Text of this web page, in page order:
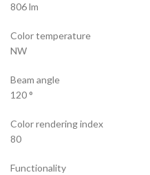
806 lm
Color temperature
NW
Beam angle
120 °
Color rendering index
80
Functionality